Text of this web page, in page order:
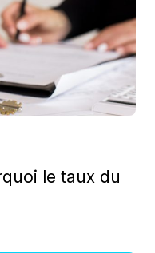
le taux du